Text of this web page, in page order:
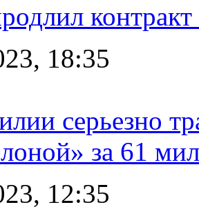
18:35
серьезно
за 61
12:35